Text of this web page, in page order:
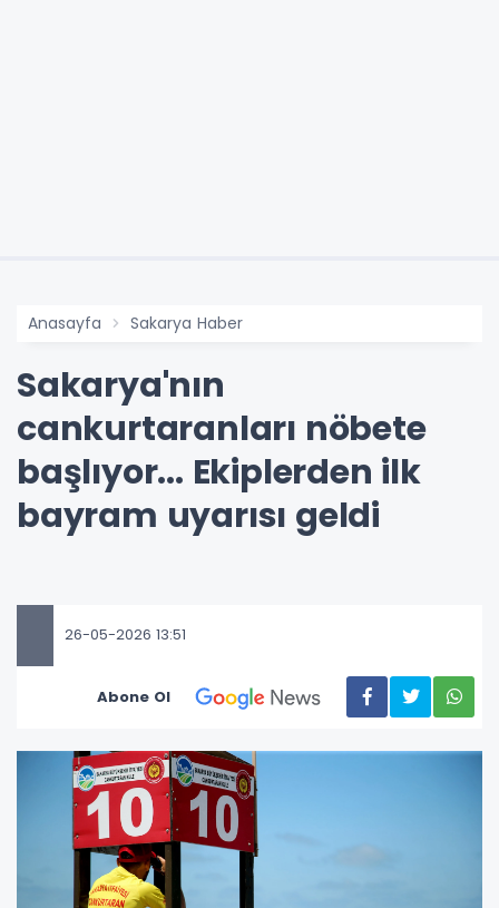
Anasayfa Sakarya Haber
Sakarya'nın
cankurtaranları nöbete
başlıyor... Ekiplerden ilk
bayram uyarısı geldi
26-05-2026 13:51
Abone Ol